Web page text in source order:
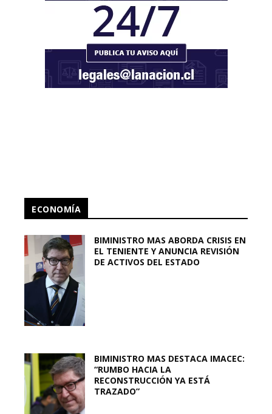
ECONOMÍA
BIMINISTRO MAS ABORDA CRISIS EN
EL TENIENTE Y ANUNCIA REVISIÓN
DE ACTIVOS DEL ESTADO
BIMINISTRO MAS DESTACA IMACEC:
“RUMBO HACIA LA
RECONSTRUCCIÓN YA ESTÁ
TRAZADO”